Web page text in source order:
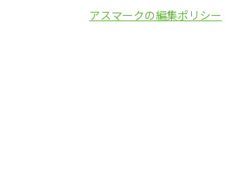
アスマークの編集ポリシー